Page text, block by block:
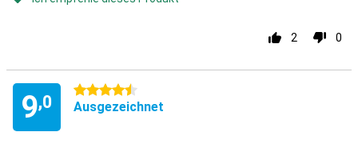
2 0
9,0
4.5 Sterne
Ausgezeichnet